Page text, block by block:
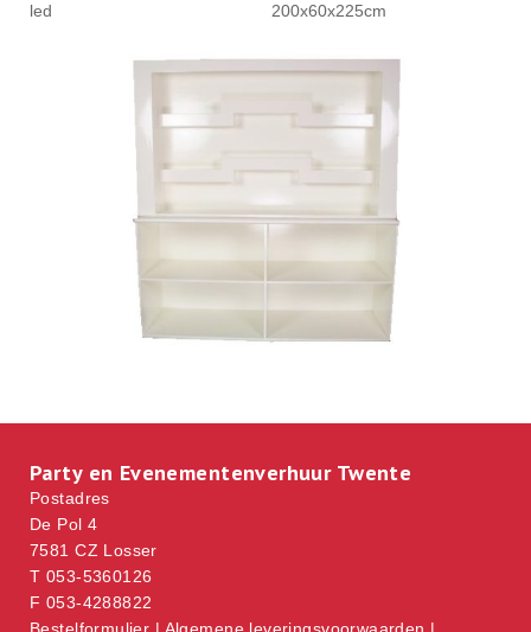
led 200x60x225cm
Party en Evenementenverhuur Twente
Postadres
De Pol 4
7581 CZ Losser
T 053-5360126
F 053-4288822